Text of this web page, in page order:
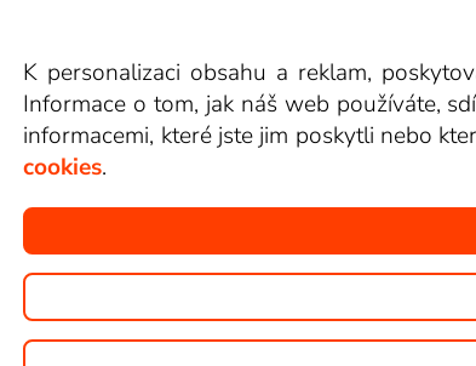
Copyright ©
K personalizaci obsahu a reklam,
Informace o tom, jak náš web používáte,
informacemi, které jste jim poskytli nebo
cookies.